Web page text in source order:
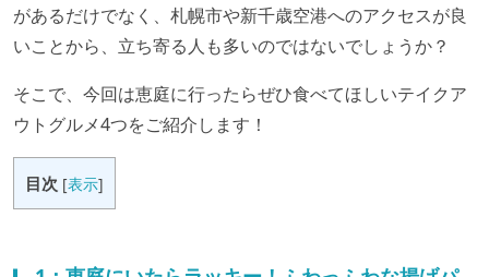
があるだけでなく、札幌市や新千歳空港へのアクセスが良
いことから、立ち寄る人も多いのではないでしょうか？
そこで、今回は恵庭に行ったらぜひ食べてほしいテイクア
ウトグルメ4つをご紹介します！
目次 [表示]